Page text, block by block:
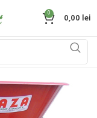
0 0,00 lei